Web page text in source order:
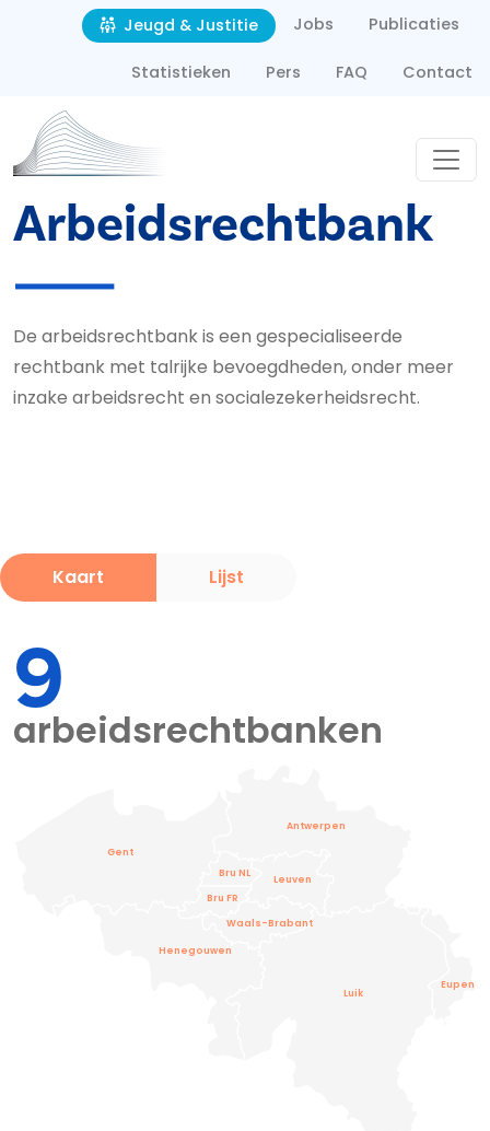
Overslaan en naar de inhoud gaan
Second navigation
Jeugd & Justitie Jobs Publicaties
Statistieken Pers FAQ Contact
Arbeids­rechtbank
De arbeidsrechtbank is een gespecialiseerde
rechtbank met talrijke bevoegdheden, onder meer
inzake arbeidsrecht en socialezekerheidsrecht.
Kaart Lijst
9
arbeidsrechtbanken
Gent
Antwerpen
Leuven
Bru NL
Bru FR
Waals-Brabant
Henegouwen
Luik
Eupen